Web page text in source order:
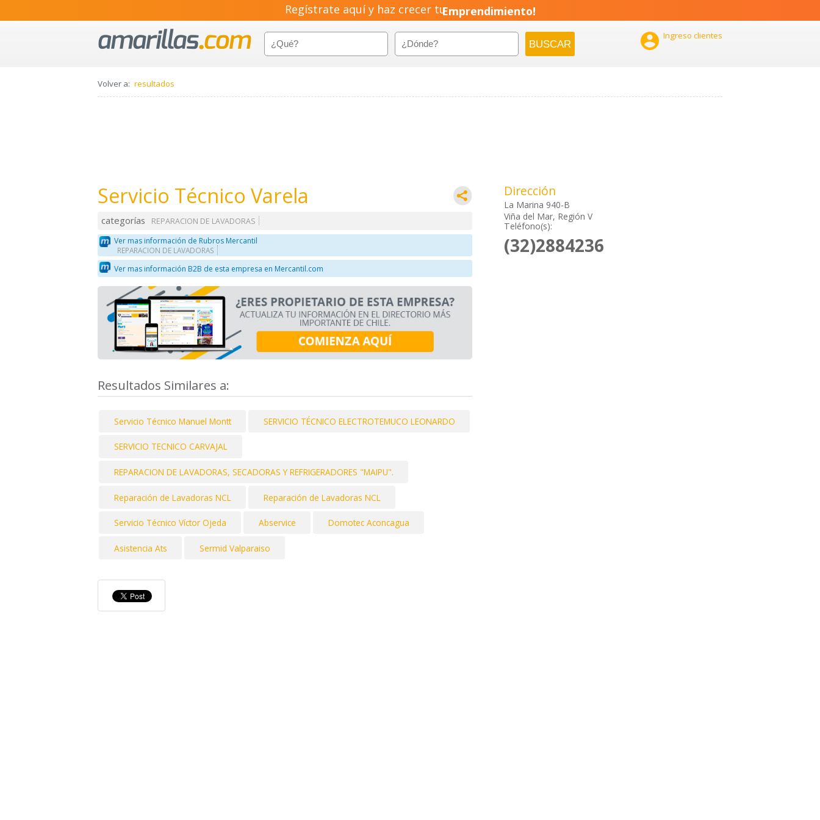
Regístrate aquí y haz crecer tuEmprendimiento!
 Ingreso clientes
Volver a: resultados
Servicio Técnico Varela
categorías
REPARACION DE LAVADORAS
Ver mas información de Rubros Mercantil
REPARACION DE LAVADORAS
Ver mas información B2B de esta empresa en Mercantil.com
Resultados Similares a:
Servicio Técnico Manuel Montt SERVICIO TÉCNICO ELECTROTEMUCO LEONARDO
SERVICIO TECNICO CARVAJAL
REPARACION DE LAVADORAS, SECADORAS Y REFRIGERADORES "MAIPU".
Reparación de Lavadoras NCL Reparación de Lavadoras NCL
Servicio Técnico Víctor Ojeda Abservice Domotec Aconcagua
Asistencia Ats Sermid Valparaiso
Dirección
La Marina 940-B
Viña del Mar, Región V
Teléfono(s):
(32)2884236